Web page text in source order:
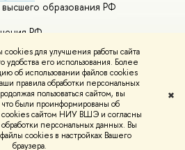
для улучшения работы сайта
его использования. Более
об использовании файлов cookies
правила обработки персональных
пользоваться сайтом, вы
были проинформированы об
cookies сайтом НИУ ВШЭ и согласны
персональных данных. Вы
cookies в настройках Вашего
браузера.
✖
образования РФ
РФ
курсы
и контактыУсловия
Политика конфиденциальности
разработаны вШколе дизайна НИУ